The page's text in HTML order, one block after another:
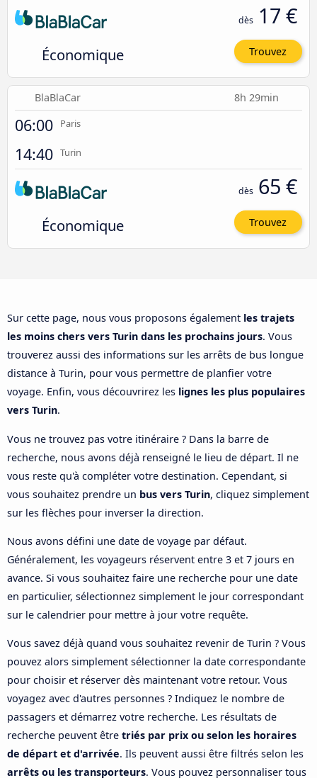
Économique
dès 17 €
Trouvez
BlaBlaCar 8h 29min
06:00 Paris
14:40 Turin
Économique
dès 65 €
Trouvez
Sur cette page, nous vous proposons également les trajets
les moins chers vers Turin dans les prochains jours. Vous
trouverez aussi des informations sur les arrêts de bus longue
distance à Turin, pour vous permettre de planfier votre
voyage. Enfin, vous découvrirez les lignes les plus populaires
vers Turin.
Vous ne trouvez pas votre itinéraire ? Dans la barre de
recherche, nous avons déjà renseigné le lieu de départ. Il ne
vous reste qu'à compléter votre destination. Cependant, si
vous souhaitez prendre un bus vers Turin, cliquez simplement
sur les flèches pour inverser la direction.
Nous avons défini une date de voyage par défaut.
Généralement, les voyageurs réservent entre 3 et 7 jours en
avance. Si vous souhaitez faire une recherche pour une date
en particulier, sélectionnez simplement le jour correspondant
sur le calendrier pour mettre à jour votre requête.
Vous savez déjà quand vous souhaitez revenir de Turin ? Vous
pouvez alors simplement sélectionner la date correspondante
pour choisir et réserver dès maintenant votre retour. Vous
voyagez avec d'autres personnes ? Indiquez le nombre de
passagers et démarrez votre recherche. Les résultats de
recherche peuvent être triés par prix ou selon les horaires
de départ et d'arrivée. Ils peuvent aussi être filtrés selon les
arrêts ou les transporteurs. Vous pouvez personnaliser tous